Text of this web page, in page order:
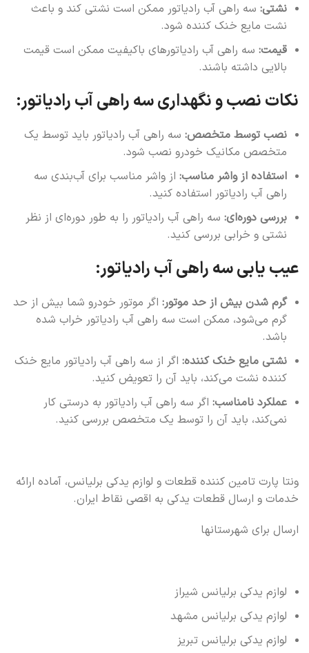
نشتی: سه راهی آب رادیاتور ممکن است نشتی کند و باعث
نشت مایع خنک کننده شود.
قیمت: سه راهی آب رادیاتورهای باکیفیت ممکن است قیمت
بالایی داشته باشند.
نکات نصب و نگهداری سه راهی آب رادیاتور:
نصب توسط متخصص: سه راهی آب رادیاتور باید توسط یک
متخصص مکانیک خودرو نصب شود.
استفاده از واشر مناسب: از واشر مناسب برای آب‌بندی سه
راهی آب رادیاتور استفاده کنید.
بررسی دوره‌ای: سه راهی آب رادیاتور را به طور دوره‌ای از نظر
نشتی و خرابی بررسی کنید.
عیب یابی سه راهی آب رادیاتور:
گرم شدن بیش از حد موتور: اگر موتور خودرو شما بیش از حد
گرم می‌شود، ممکن است سه راهی آب رادیاتور خراب شده
باشد.
نشتی مایع خنک کننده: اگر از سه راهی آب رادیاتور مایع خنک
کننده نشت می‌کند، باید آن را تعویض کنید.
عملکرد نامناسب: اگر سه راهی آب رادیاتور به درستی کار
نمی‌کند، باید آن را توسط یک متخصص بررسی کنید.
ونتا پارت تامین کننده قطعات و لوازم یدکی برلیانس، آماده ارائه
خدمات و ارسال قطعات یدکی به اقصی نقاط ایران.
ارسال برای شهرستانها
لوازم یدکی برلیانس شیراز
لوازم یدکی برلیانس مشهد
لوازم یدکی برلیانس تبریز